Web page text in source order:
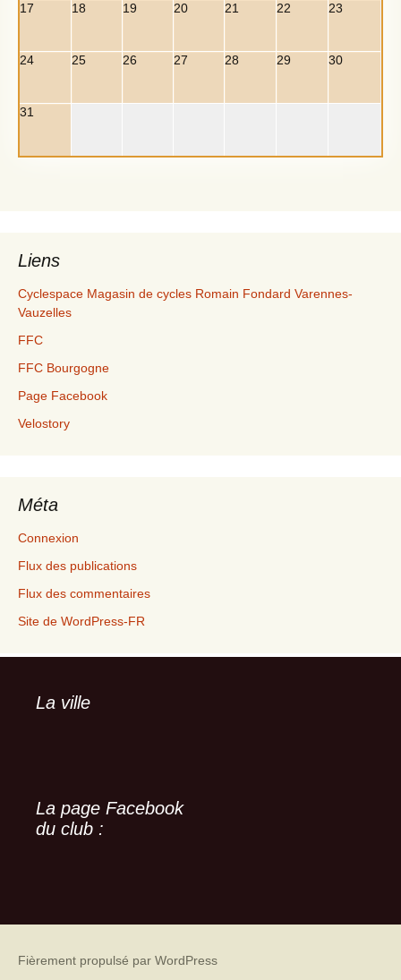
17 18 19 20 21 22 23
24 25 26 27 28 29 30
31
Liens
Cyclespace Magasin de cycles Romain Fondard Varennes-
Vauzelles
FFC
FFC Bourgogne
Page Facebook
Velostory
Méta
Connexion
Flux des publications
Flux des commentaires
Site de WordPress-FR
La ville
La page Facebook
du club :
Fièrement propulsé par WordPress